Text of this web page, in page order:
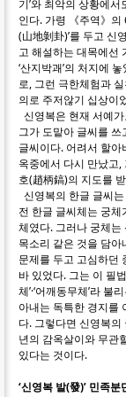
기’와 최악의 상황에
인다. 가령 《주역》의
(山地剝卦)’를 두고 신
고 해설하는 대목에선
‘산지박괘’의 처지에
로, 그런 극한체험과
의로 주저않기 십상이
신영복은 현재 서예
그가 도맡아 글씨를 쓰
글씨이다. 어려서 할
옥중에서 다시 만났고,
호(趙柄鎬)의 지도를
신영복의 한글 글씨
전 한글 글씨체는 궁
체였다. 그러나 궁체는
목소리 같은 것을 담
문제를 두고 고심하던
바 있었다. 그는 이 필
체’·‘어깨동무체’라
아내는 독특한 경지를
다. 그렇다면 신영복
년의 감옥살이와 무관
있다는 것이다.
‘신영복 발(發)’ 민족분